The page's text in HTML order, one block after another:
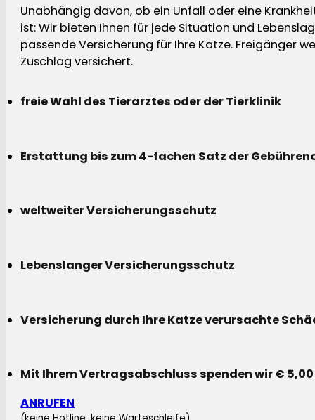
Unabhängig davon, ob ein Unfall oder eine
ist: Wir bieten Ihnen für jede Situation und
passende Versicherung für Ihre Katze. Freigänger
Zuschlag versichert.
freie Wahl des Tierarztes oder der Tierklinik
Erstattung bis zum 4-fachen Satz der
weltweiter Versicherungsschutz
Lebenslanger Versicherungsschutz
Versicherung durch Ihre Katze verursachte
Mit Ihrem Vertragsabschluss spenden wir €
ANRUFEN